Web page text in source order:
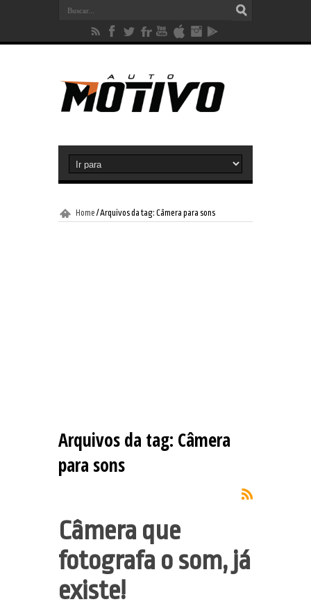
Home /Arquivos da tag: Câmera para sons
Arquivos da tag: Câmera
para sons
Câmera que
fotografa o som, já
existe!